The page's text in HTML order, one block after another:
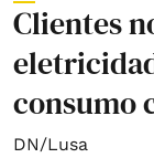
Clientes
consumo
DN/Lusa